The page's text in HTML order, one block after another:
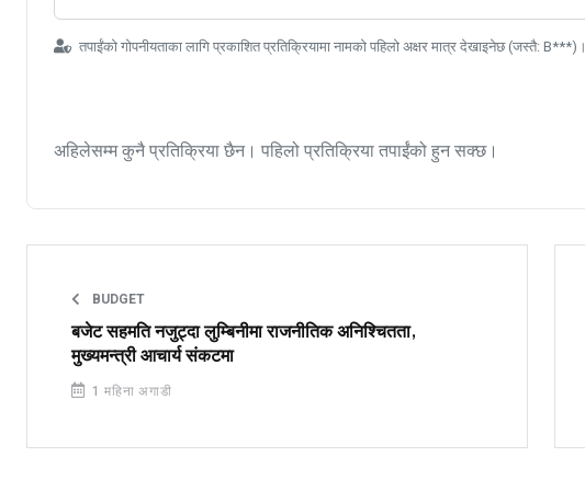
तपाईंको गोपनीयताका लागि प्रकाशित प्रतिक्रियामा नामको पहिलो अक्षर मात्र देखाइनेछ (जस्तै: B***)।
अहिलेसम्म कुनै प्रतिक्रिया छैन। पहिलो प्रतिक्रिया तपाईंको हुन सक्छ।
BUDGET
बजेट सहमति नजुट्दा लुम्बिनीमा राजनीतिक अनिश्चितता,
मुख्यमन्त्री आचार्य संकटमा
1 महिना अगाडी